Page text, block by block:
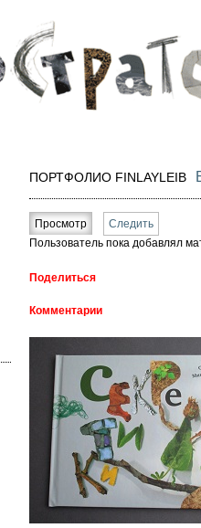
ПОРТФОЛИО FINLAYLEIB
Главные вкладки
Просмотр (активная вкладка)
Следить
Пользователь пока добавлял
Поделиться
Комментарии